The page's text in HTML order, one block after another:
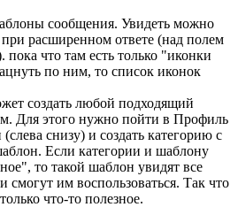
сообщения. Увидеть можно
расширенном ответе (над полем
пока что там есть только "иконки
по ним, то список иконок
создать любой подходящий
Для этого нужно пойти в Профиль
снизу) и создать категорию с
Если категории и шаблону
то такой шаблон увидят все
смогут им воспользоваться. Так что
что-то полезное.